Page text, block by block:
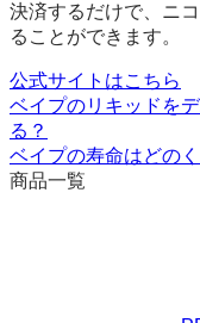
決済するだけで、ニ
ることができます。
公式サイトはこちら
ベイプのリキッドを
る？
ベイプの寿命はどの
商品一覧